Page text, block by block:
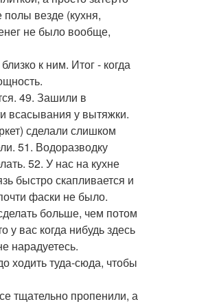
везде (кухня,
не было вообще,
к ним. Итог - когда
49. Зашили в
всасывания у вытяжки.
сделали слишком
51. Водоразводку
52. У нас на кухне
быстро скапливается и
фаски не было.
больше, чем потом
вас когда нибудь здесь
нарадуетесь.
ходить туда-сюда, чтобы
тщательно пропенили, а